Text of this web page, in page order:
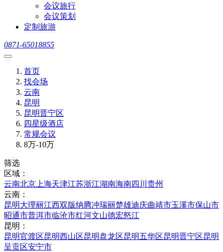
会议旅行
会议策划
定制旅游
0871-65018855
首页
找会场
云南
昆明
昆明晋宁区
四星级酒店
常规会议
8万-10万
筛选
区域：
云南北京 上海天津江苏浙江湖南海南四川 贵州
云南：
昆明大理丽江西双版纳腾冲瑞丽楚雄迪庆曲靖市玉溪市保山市
昭通市普洱市临沧市红河文山德宏怒江
昆明：
昆明官渡区昆明西山区昆明盘龙区昆明五华区昆明晋宁区昆明
呈贡区安宁市